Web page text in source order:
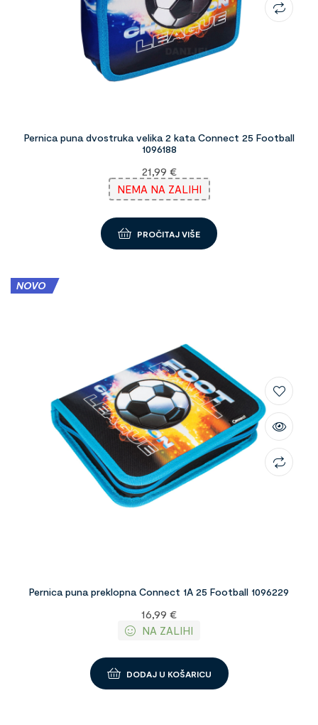
Pernica puna dvostruka velika 2 kata Connect 25 Football
1096188
21,99 €
NEMA NA ZALIHI
PROČITAJ VIŠE
NOVO
Pernica puna preklopna Connect 1A 25 Football 1096229
16,99 €
NA ZALIHI
DODAJ U KOŠARICU